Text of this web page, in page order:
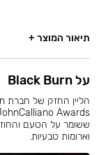
תיאור המוצר +
על Black Burn
וארומות טבעיות.